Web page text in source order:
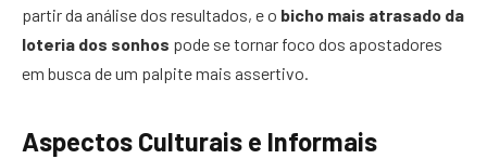
partir da análise dos resultados, e o bicho mais atrasado da
loteria dos sonhos pode se tornar foco dos apostadores
em busca de um palpite mais assertivo.
Aspectos Culturais e Informais